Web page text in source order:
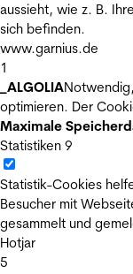
aussieht, wie z. B.
sich befinden.
www.garnius.de
1
_ALGOLIA
optimieren. Der
Maximale
Statistiken 9
Statistik-Cookies
Besucher mit
gesammelt und
Hotjar
5